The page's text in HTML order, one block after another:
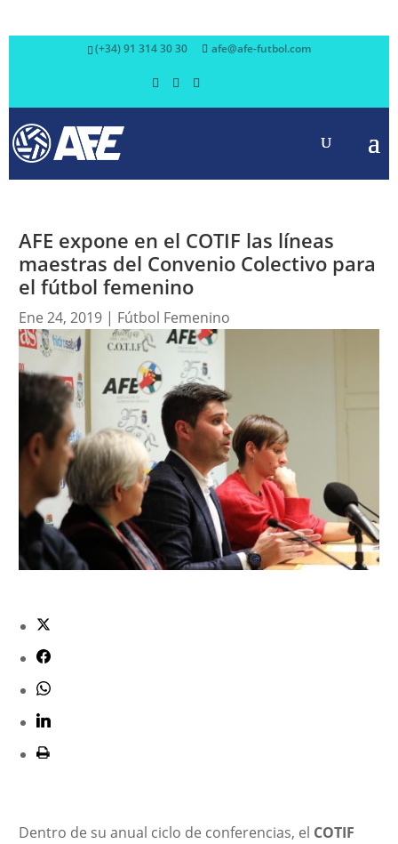
(+34) 91 314 30 30 afe@afe-futbol.com
AFE expone en el COTIF las líneas
maestras del Convenio Colectivo para
el fútbol femenino
Ene 24, 2019| Fútbol Femenino
Dentro de su anual ciclo de conferencias, el COTIF